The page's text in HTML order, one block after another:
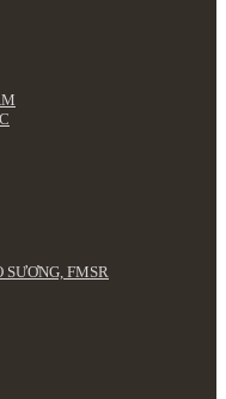
SƯƠNG, FMSR